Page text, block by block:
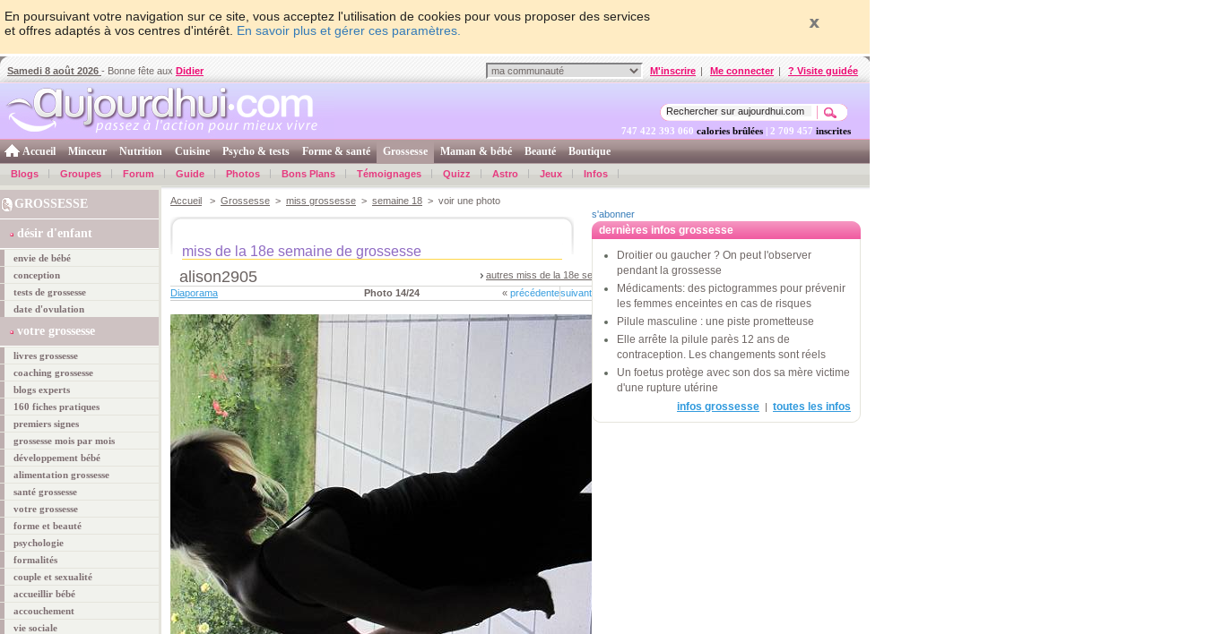
En poursuivant votre navigation sur ce site, vous acceptez l'utilisation de cookies pour vous proposer des services
et offres adaptés à vos centres d'intérêt. En savoir plus et gérer ces paramètres.
Samedi 8 août 2026 - Bonne fête aux Didier M'inscrire | Me connecter | ? Visite guidée
747 422 394 359 calories brûlées | 2 709 457 inscrites
Accueil Minceur Nutrition Cuisine Psycho & tests Forme & santé Grossesse Maman & bébé Beauté Boutique
Blogs Groupes Forum Guide Photos Bons Plans Témoignages Quizz Astro Jeux Infos
GROSSESSE
désir d'enfant
envie de bébé
conception
tests de grossesse
date d'ovulation
votre grossesse
livres grossesse
coaching grossesse
blogs experts
160 fiches pratiques
premiers signes
grossesse mois par mois
développement bébé
alimentation grossesse
santé grossesse
votre grossesse
forme et beauté
psychologie
formalités
couple et sexualité
accueillir bébé
accouchement
vie sociale
Accueil > Grossesse > miss grossesse > semaine 18 > voir une photo
miss de la 18e semaine de grossesse
alison2905
autres miss de la 18e semaine
Diaporama
Photo 14/24 « précédentesuivante
s'abonner
dernières infos grossesse
Droitier ou gaucher ? On peut l'observer
pendant la grossesse
Médicaments: des pictogrammes pour prévenir
les femmes enceintes en cas de risques
Pilule masculine : une piste prometteuse
Elle arrête la pilule parès 12 ans de
contraception. Les changements sont réels
Un foetus protège avec son dos sa mère victime
d'une rupture utérine
infos grossesse | toutes les infos